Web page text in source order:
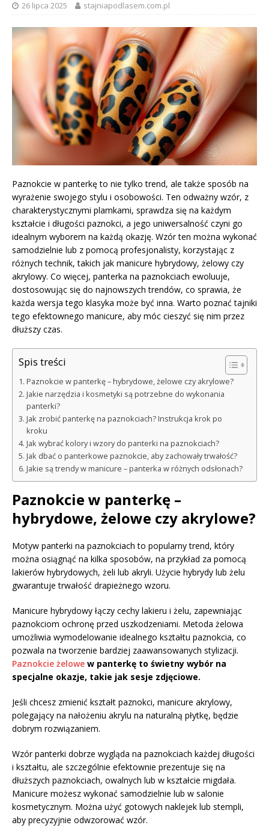
26 lipca 2025 stajniapodlasem.com.pl
Paznokcie w panterkę to nie tylko trend, ale także sposób na
wyrażenie swojego stylu i osobowości. Ten odważny wzór, z
charakterystycznymi plamkami, sprawdza się na każdym
kształcie i długości paznokci, a jego uniwersalność czyni go
idealnym wyborem na każdą okazję. Wzór ten można wykonać
samodzielnie lub z pomocą profesjonalisty, korzystając z
różnych technik, takich jak manicure hybrydowy, żelowy czy
akrylowy. Co więcej, panterka na paznokciach ewoluuje,
dostosowując się do najnowszych trendów, co sprawia, że
każda wersja tego klasyka może być inna. Warto poznać tajniki
tego efektownego manicure, aby móc cieszyć się nim przez
dłuższy czas.
Spis treści
Paznokcie w panterkę – hybrydowe, żelowe czy akrylowe?
Jakie narzędzia i kosmetyki są potrzebne do wykonania
panterki?
Jak zrobić panterkę na paznokciach? Instrukcja krok po
kroku
Jak wybrać kolory i wzory do panterki na paznokciach?
Jak dbać o panterkowe paznokcie, aby zachowały trwałość?
Jakie są trendy w manicure – panterka w różnych odsłonach?
Paznokcie w panterkę –
hybrydowe, żelowe czy akrylowe?
Motyw panterki na paznokciach to popularny trend, który
można osiągnąć na kilka sposobów, na przykład za pomocą
lakierów hybrydowych, żeli lub akryli. Użycie hybrydy lub żelu
gwarantuje trwałość drapieżnego wzoru.
Manicure hybrydowy łączy cechy lakieru i żelu, zapewniając
paznokciom ochronę przed uszkodzeniami. Metoda żelowa
umożliwia wymodelowanie idealnego kształtu paznokcia, co
pozwala na tworzenie bardziej zaawansowanych stylizacji.
Paznokcie żelowe w panterkę to świetny wybór na
specjalne okazje, takie jak sesje zdjęciowe.
Jeśli chcesz zmienić kształt paznokci, manicure akrylowy,
polegający na nałożeniu akrylu na naturalną płytkę, będzie
dobrym rozwiązaniem.
Wzór panterki dobrze wygląda na paznokciach każdej długości
i kształtu, ale szczególnie efektownie prezentuje się na
dłuższych paznokciach, owalnych lub w kształcie migdała.
Manicure możesz wykonać samodzielnie lub w salonie
kosmetycznym. Można użyć gotowych naklejek lub stempli,
aby precyzyjnie odwzorować wzór.